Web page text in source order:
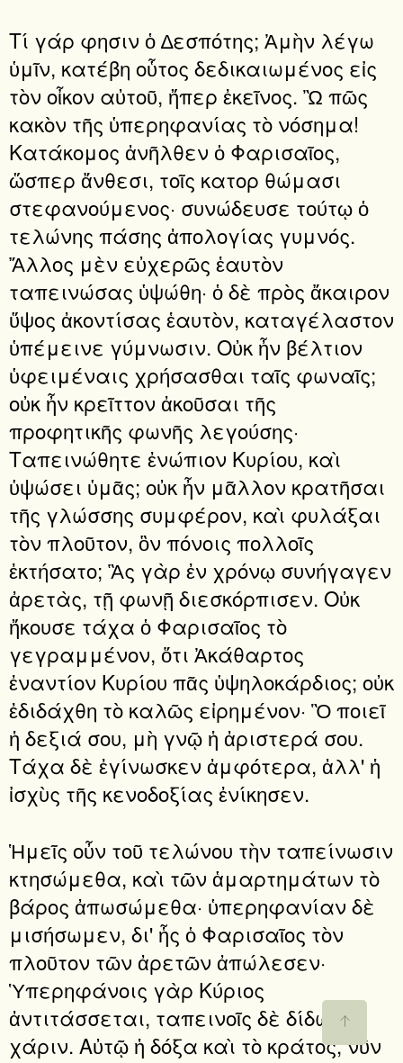
Τί γάρ φησιν ὁ ∆εσπότης; Ἀμὴν λέγω
ὑμῖν, κατέβη οὗτος δεδικαιωμένος εἰς
τὸν οἶκον αὐτοῦ, ἤπερ ἐκεῖνος. Ὢ πῶς
κακὸν τῆς ὑπερηφανίας τὸ νόσημα!
Κατάκομος ἀνῆλθεν ὁ Φαρισαῖος,
ὥσπερ ἄνθεσι, τοῖς κατορ θώμασι
στεφανούμενος· συνώδευσε τούτῳ ὁ
τελώνης πάσης ἀπολογίας γυμνός.
Ἄλλος μὲν εὐχερῶς ἑαυτὸν
ταπεινώσας ὑψώθη· ὁ δὲ πρὸς ἄκαιρον
ὕψος ἀκοντίσας ἑαυτὸν, καταγέλαστον
ὑπέμεινε γύμνωσιν. Οὐκ ἦν βέλτιον
ὑφειμέναις χρήσασθαι ταῖς φωναῖς;
οὐκ ἦν κρεῖττον ἀκοῦσαι τῆς
προφητικῆς φωνῆς λεγούσης·
Ταπεινώθητε ἐνώπιον Κυρίου, καὶ
ὑψώσει ὑμᾶς; οὐκ ἦν μᾶλλον κρατῆσαι
τῆς γλώσσης συμφέρον, καὶ φυλάξαι
τὸν πλοῦτον, ὃν πόνοις πολλοῖς
ἐκτήσατο; Ἃς γὰρ ἐν χρόνῳ συνήγαγεν
ἀρετὰς, τῇ φωνῇ διεσκόρπισεν. Οὐκ
ἤκουσε τάχα ὁ Φαρισαῖος τὸ
γεγραμμένον, ὅτι Ἀκάθαρτος
ἐναντίον Κυρίου πᾶς ὑψηλοκάρδιος; οὐκ
ἐδιδάχθη τὸ καλῶς εἰρημένον· Ὃ ποιεῖ
ἡ δεξιά σου, μὴ γνῷ ἡ ἀριστερά σου.
Τάχα δὲ ἐγίνωσκεν ἀμφότερα, ἀλλ' ἡ
ἰσχὺς τῆς κενοδοξίας ἐνίκησεν.
Ἡμεῖς οὖν τοῦ τελώνου τὴν ταπείνωσιν
κτησώμεθα, καὶ τῶν ἁμαρτημάτων τὸ
βάρος ἀπωσώμεθα· ὑπερηφανίαν δὲ
μισήσωμεν, δι' ἧς ὁ Φαρισαῖος τὸν
πλοῦτον τῶν ἀρετῶν ἀπώλεσεν·
Ὑπερηφάνοις γὰρ Κύριος
ἀντιτάσσεται, ταπεινοῖς δὲ δίδωσι
χάριν. Αὐτῷ ἡ δόξα καὶ τὸ κράτος, νῦν